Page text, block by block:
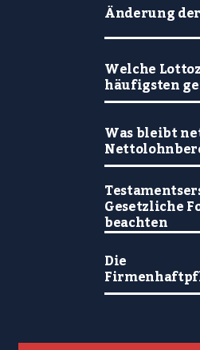
Änderung
Welche
häufigsten
Was bleibt
Gesetzliche
beachten
Die